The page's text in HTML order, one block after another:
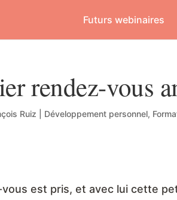
Futurs webinaires
rendez-vous
Ruiz Développement personnel,
est pris, et avec lui cette